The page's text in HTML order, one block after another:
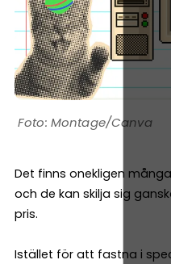
Montage/Canva
Det finns onekligen
och de kan skilja sig
pris.
Istället för att fastna i